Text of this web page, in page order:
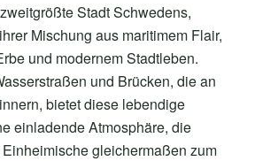
Stadt Schwedens,
Mischung aus maritimem Flair,
und modernem Stadtleben.
und Brücken, die an
bietet diese lebendige
einladende Atmosphäre, die
gleichermaßen zum